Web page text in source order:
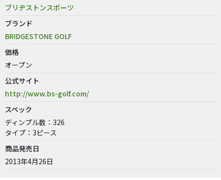
ブリヂストンスポーツ
ブランド
BRIDGESTONE GOLF
価格
オープン
公式サイト
http://www.bs-golf.com/
スペック
ディンプル数：326
タイプ：3ピース
商品発売日
2013年4月26日